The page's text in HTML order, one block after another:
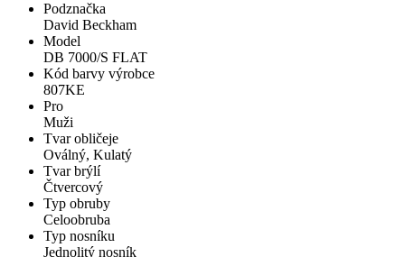
Podznačka
David Beckham
Model
DB 7000/S FLAT
Kód barvy výrobce
807KE
Pro
Muži
Tvar obličeje
Oválný, Kulatý
Tvar brýlí
Čtvercový
Typ obruby
Celoobruba
Typ nosníku
Jednolitý nosník